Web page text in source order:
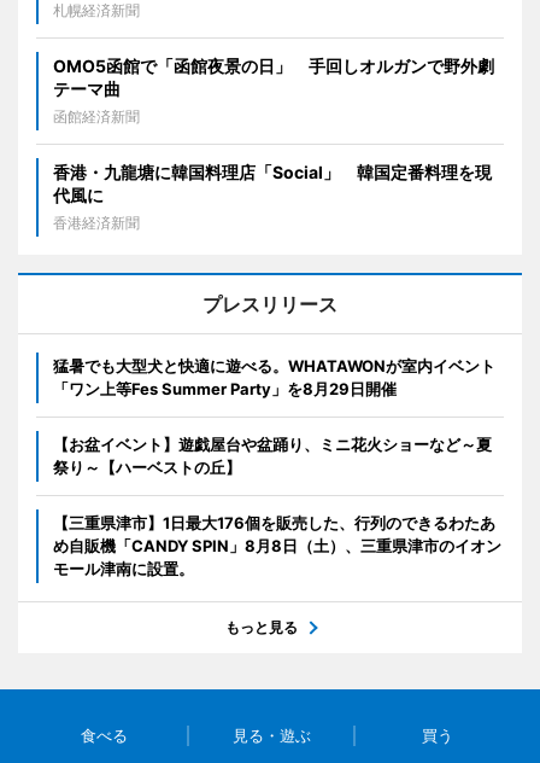
札幌経済新聞
OMO5函館で「函館夜景の日」 手回しオルガンで野外劇
テーマ曲
函館経済新聞
香港・九龍塘に韓国料理店「Social」 韓国定番料理を現
代風に
香港経済新聞
プレスリリース
猛暑でも大型犬と快適に遊べる。WHATAWONが室内イベント
「ワン上等Fes Summer Party」を8月29日開催
【お盆イベント】遊戯屋台や盆踊り、ミニ花火ショーなど～夏
祭り～【ハーベストの丘】
【三重県津市】1日最大176個を販売した、行列のできるわたあ
め自販機「CANDY SPIN」8月8日（土）、三重県津市のイオン
モール津南に設置。
もっと見る
食べる 見る・遊ぶ 買う